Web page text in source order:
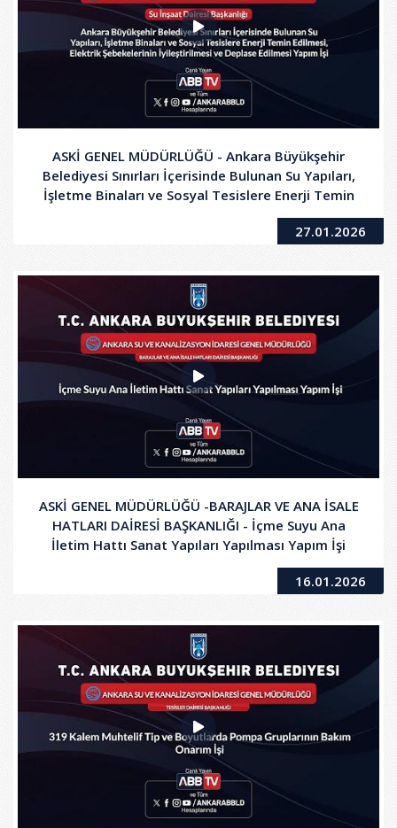
ASKİ GENEL MÜDÜRLÜĞÜ - Ankara Büyükşehir
Belediyesi Sınırları İçerisinde Bulunan Su Yapıları,
İşletme Binaları ve Sosyal Tesislere Enerji Temin
Edilmesi, Elektrik Şebekelerinin İyileştirilmesi ve
27.01.2026
ASKİ GENEL MÜDÜRLÜĞÜ -BARAJLAR VE ANA İSALE
HATLARI DAİRESİ BAŞKANLIĞI - İçme Suyu Ana
İletim Hattı Sanat Yapıları Yapılması Yapım İşi
16.01.2026